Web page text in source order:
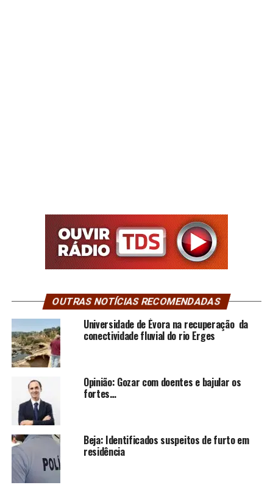
OUTRAS NOTÍCIAS RECOMENDADAS
Universidade de Évora na recuperação da
conectividade fluvial do rio Erges
Opinião: Gozar com doentes e bajular os
fortes…
Beja: Identificados suspeitos de furto em
residência